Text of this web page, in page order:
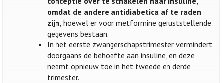
omdat de andere antidiabetica af te raden
zijn,hoewel er voor metformine geruststellende
gegevens bestaan.
In het eerste zwangerschapstrimester vermindert
doorgaans de behoefte aan insuline, en deze
neemt opnieuw toe in het tweede en derde
trimester.